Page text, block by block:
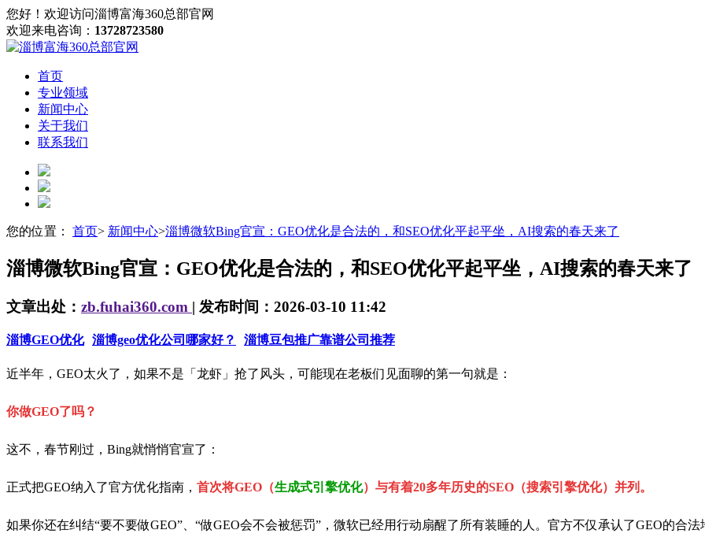
您好！欢迎访问淄博富海360总部官网
欢迎来电咨询： 13728723580
首页
专业领域
新闻中心
关于我们
联系我们
您的位置： 首页> 新闻中心>淄博微软Bing官宣：GEO优化是合法的，和SEO优化平起平坐，AI搜索的春天来了
淄博微软Bing官宣：GEO优化是合法的，和SEO优化平起平坐，AI搜索的春天来了
文章出处： zb.fuhai360.com | 发布时间：2026-03-10 11:42
淄博GEO优化 淄博geo优化公司哪家好？ 淄博豆包推广靠谱公司推荐
近半年，GEO太火了，如果不是「龙虾」抢了风头，可能现在老板们见面聊的第一句就是：
你做GEO了吗？
这不，春节刚过，Bing就悄悄官宣了：
正式把GEO纳入了官方优化指南， 首次将GEO（生成式引擎优化）与有着20多年历史的SEO（搜索引擎优化）并列。
如果你还在纠结“要不要做GEO”、“做GEO会不会被惩罚”，微软已经用行动扇醒了所有装睡的人。官方不仅承认了GEO的合法